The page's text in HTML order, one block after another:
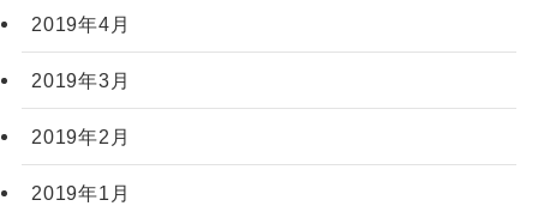
2019年4月
2019年3月
2019年2月
2019年1月